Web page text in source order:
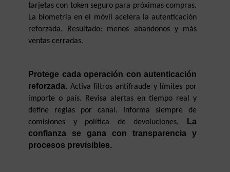
tarjetas con token seguro para próximas compras.
La biometría en el móvil acelera la autenticación
reforzada. Resultado: menos abandonos y más
ventas cerradas.
Protege cada operación con autenticación
reforzada. Activa filtros antifraude y límites por
importe o país. Revisa alertas en tiempo real y
define reglas por canal. Informa siempre de
comisiones y política de devoluciones. La
confianza se gana con transparencia y
procesos previsibles.